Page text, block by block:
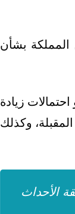
بشأن
زيادة
وكذلك
الأحداث